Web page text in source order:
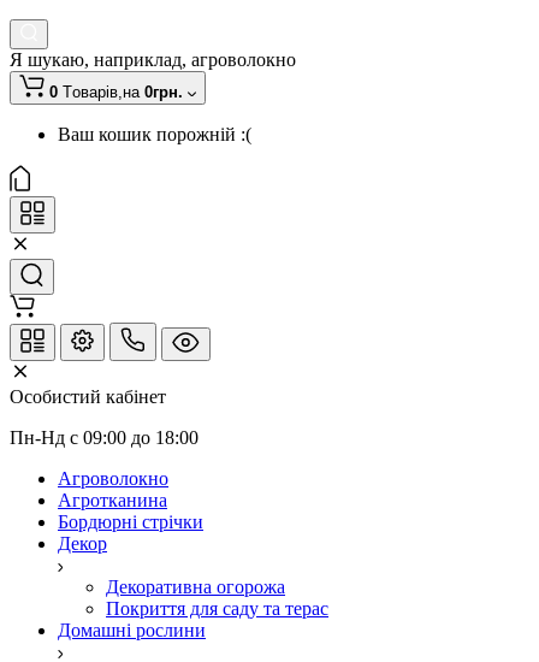
Я шукаю, наприклад, агроволокно
0 Tоварів,на 0грн.
Ваш кошик порожній :(
Особистий кабінет
Пн-Нд с 09:00 до 18:00
Агроволокно
Агротканина
Бордюрні стрічки
Декор
Декоративна огорожа
Покриття для саду та терас
Домашні рослини